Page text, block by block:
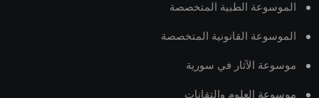
الموسوعة الطبية المتخصصة
الموسوعة القانونية المتخصصة
موسوعة الآثار في سورية
موسوعة العلوم والتقانات